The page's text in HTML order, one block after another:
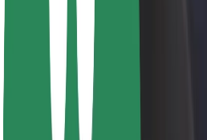
Karrier
A Boltról
Fenntarthatóság a Boltnál
Project Zero